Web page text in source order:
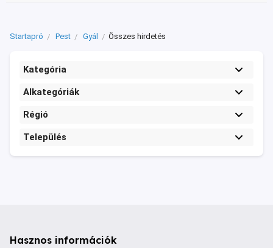
Startapró Pest Gyál Összes hirdetés
Kategória
Alkategóriák
Régió
Település
Hasznos információk